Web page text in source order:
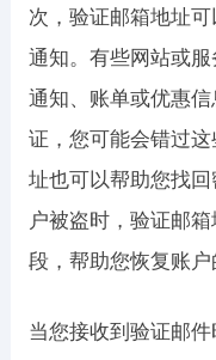
次，验证邮箱地址
通知。有些网站或
通知、账单或优惠
证，您可能会错过
址也可以帮助您找
户被盗时，验证邮
段，帮助您恢复账户
当您接收到验证邮